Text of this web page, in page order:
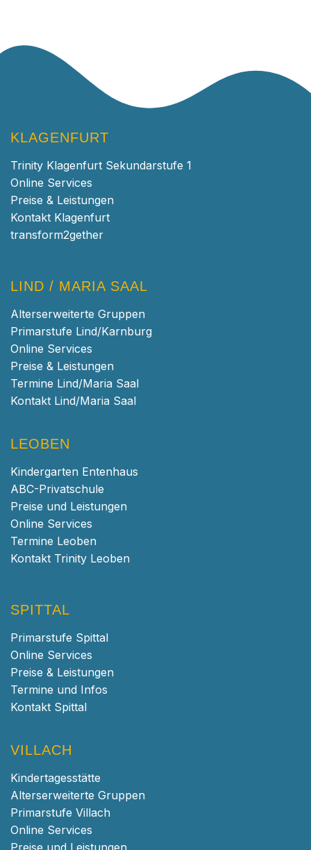
KLAGENFURT
Trinity Klagenfurt Sekundarstufe 1
Online Services
Preise & Leistungen
Kontakt Klagenfurt
transform2gether
LIND / MARIA SAAL
Alterserweiterte Gruppen
Primarstufe Lind/Karnburg
Online Services
Preise & Leistungen
Termine Lind/Maria Saal
Kontakt Lind/Maria Saal
LEOBEN
Kindergarten Entenhaus
ABC-Privatschule
Preise und Leistungen
Online Services
Termine Leoben
Kontakt Trinity Leoben
SPITTAL
Primarstufe Spittal
Online Services
Preise & Leistungen
Termine und Infos
Kontakt Spittal
VILLACH
Kindertagesstätte
Alterserweiterte Gruppen
Primarstufe Villach
Online Services
Preise und Leistungen